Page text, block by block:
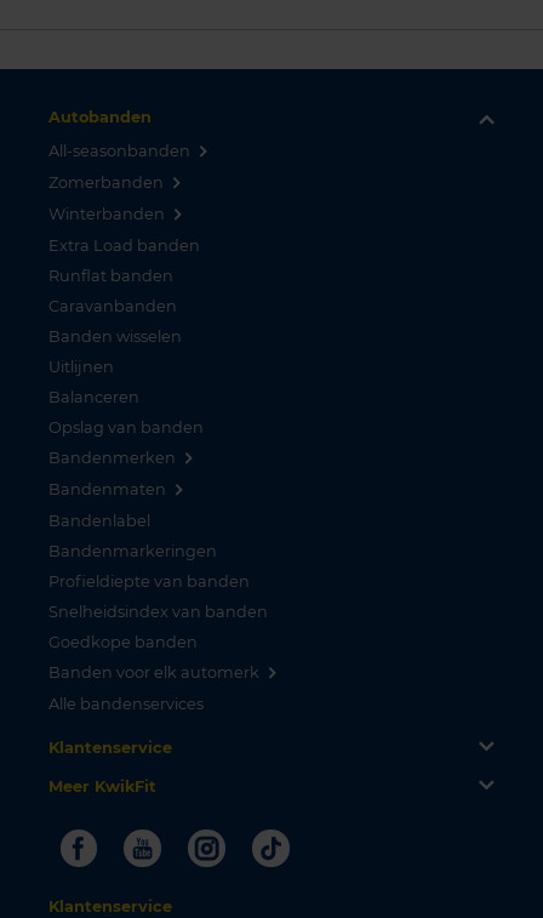
Autobanden
All-seasonbanden
Zomerbanden
Winterbanden
Extra Load banden
Runflat banden
Caravanbanden
Banden wisselen
Uitlijnen
Balanceren
Opslag van banden
Bandenmerken
Bandenmaten
Bandenlabel
Bandenmarkeringen
Profieldiepte van banden
Snelheidsindex van banden
Goedkope banden
Banden voor elk automerk
Alle bandenservices
Klantenservice
Meer KwikFit
FacebookYoutubeInstagram
Tiktok
Klantenservice